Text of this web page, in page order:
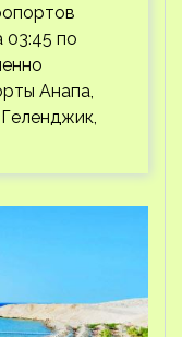
03:45 по
Анапа,